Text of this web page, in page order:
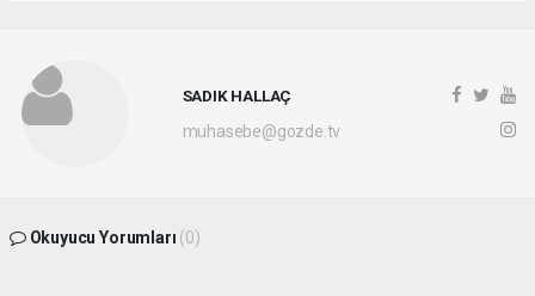
SADIK HALLAÇ
muhasebe@gozde.tv
Okuyucu Yorumları (0)